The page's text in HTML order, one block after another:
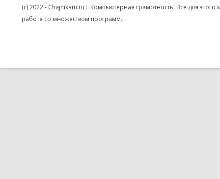
(c) 2022 - Chajnikam.ru :: Компьютерная грамотность. Все для
работе со множеством программ.